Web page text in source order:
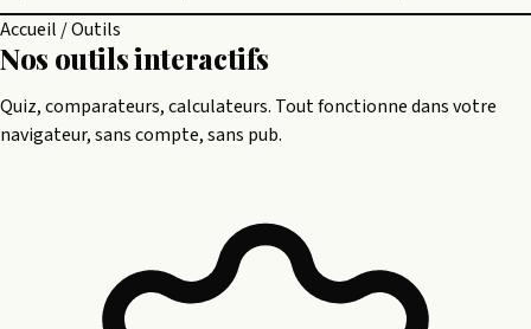
Accueil /Outils
Nos outilsinteractifs
Quiz, comparateurs, calculateurs. Tout fonctionne dans votre
navigateur, sans compte, sans pub.